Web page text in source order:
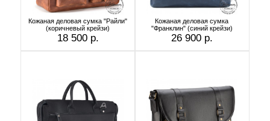
Кожаная деловая сумка "Райли"
(коричневый крейзи)
18 500 р.
Кожаная деловая сумка
"Франклин" (синий крейзи)
26 900 р.